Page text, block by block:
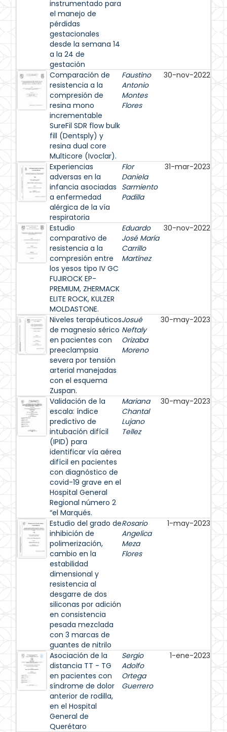
instrumentado para
el manejo de
pérdidas
gestacionales
desde la semana 14
a la 24 de
gestación
Comparación de
resistencia a la
compresión de
resina mono
incrementable
SureFil SDR flow bulk
fill (Dentsply) y
resina dual core
Multicore (Ivoclar).
Faustino
Antonio
Montes
Flores
30-nov-2022
Experiencias
adversas en la
infancia asociadas
a enfermedad
alérgica de la vía
respiratoria
Flor
Daniela
Sarmiento
Padilla
31-mar-2023
Estudio
comparativo de
resistencia a la
compresión entre
los yesos tipo IV GC
FUJIROCK EP-
PREMIUM, ZHERMACK
ELITE ROCK, KULZER
MOLDASTONE.
Eduardo
José María
Carrillo
Martínez
30-nov-2022
Niveles terapéuticos
de magnesio sérico
en pacientes con
preeclampsia
severa por tensión
arterial manejadas
con el esquema
Zuspan.
Josué
Neftaly
Orizaba
Moreno
30-may-2023
Validación de la
escala: índice
predictivo de
intubación difícil
(IPID) para
identificar vía aérea
difícil en pacientes
con diagnóstico de
covid-19 grave en el
Hospital General
Regional número 2
“el Marqués.
Mariana
Chantal
Lujano
Tellez
30-may-2023
Estudio del grado de
inhibición de
polimerización,
cambio en la
estabilidad
dimensional y
resistencia al
desgarre de dos
siliconas por adición
en consistencia
pesada mezclada
con 3 marcas de
guantes de nitrilo
Rosario
Angelica
Meza
Flores
1-may-2023
Asociación de la
distancia TT - TG
en pacientes con
síndrome de dolor
anterior de rodilla,
en el Hospital
General de
Querétaro
Sergio
Adolfo
Ortega
Guerrero
1-ene-2023